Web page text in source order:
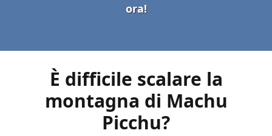
ora!
È difficile scalare la
montagna di Machu
Picchu?